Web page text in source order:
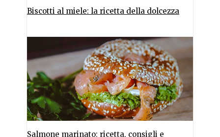
Biscotti al miele: la ricetta della dolcezza
Salmone marinato: ricetta, consigli e